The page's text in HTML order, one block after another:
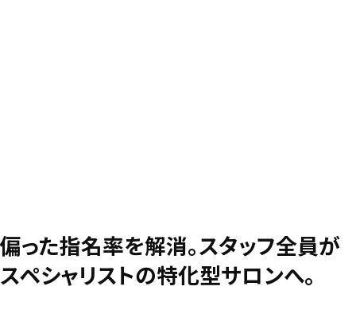
偏った指名率を解消。スタッフ全員が
スペシャリストの特化型サロンへ。